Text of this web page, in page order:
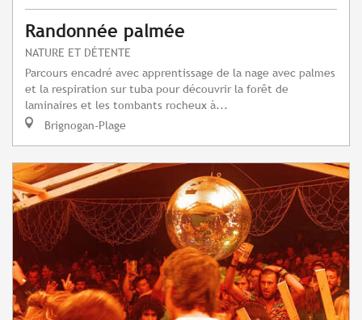
Randonnée palmée
NATURE ET DÉTENTE
Parcours encadré avec apprentissage de la nage avec palmes
et la respiration sur tuba pour découvrir la forêt de
laminaires et les tombants rocheux à...
Brignogan-Plage